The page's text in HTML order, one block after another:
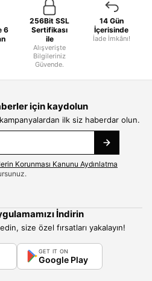
6
256Bit SSL
Sertifikası
ile
Alışverişte
Bilgileriniz
Güvende.
14 Gün
İçerisinde
İade İmkânı!
için kaydolun
ilk siz haberdar olun.
Korunması Kanunu Aydınlatma
İndirin
size özel fırsatları yakalayın!
GET IT ON
Google Play